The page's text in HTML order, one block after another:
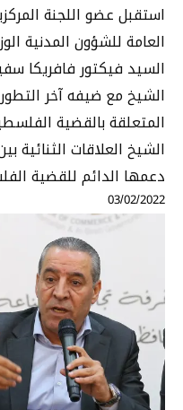
استقبل عضو اللجنة
العامة للشؤون المدنية
السيد فيكتور فافريكا
الشيخ مع ضيفه آخر
المتعلقة بالقضية
الشيخ العلاقات الثنائية
دعمها الدائم للقضية
03/02/2022